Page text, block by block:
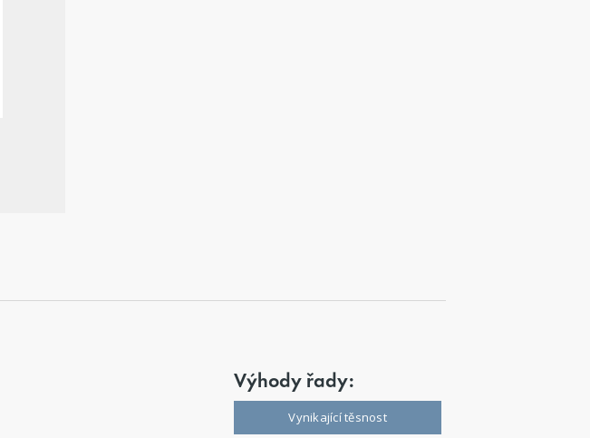
Výhody řady:
Vynikající těsnost